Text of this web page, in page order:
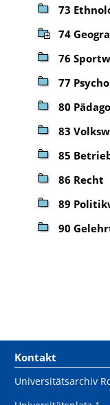
73
74
76
77
80
83
85
86 Recht
89
90
Kontakt
Universitätsarchiv